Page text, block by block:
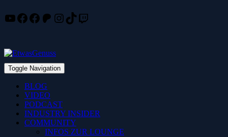
Skip
YouTube
Facebook
Facebook
Patreon
Instagram
TikTok
Twitch
Toggle Navigation
BLOG
VIDEO
PODCAST
INDUSTRY INSIDER
COMMUNITY
INFOS ZUR LOUNGE